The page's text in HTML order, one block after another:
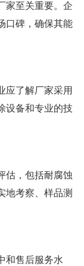
家至关重要。企
口碑，确保其能
应了解厂家采用
设备和专业的技
估，包括耐腐蚀
地考察、样品测
和售后服务水